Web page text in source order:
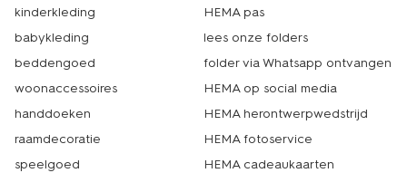
kinderkleding
babykleding
beddengoed
woonaccessoires
handdoeken
raamdecoratie
speelgoed
HEMA pas
lees onze folders
folder via Whatsapp ontvangen
HEMA op social media
HEMA herontwerpwedstrijd
HEMA fotoservice
HEMA cadeaukaarten